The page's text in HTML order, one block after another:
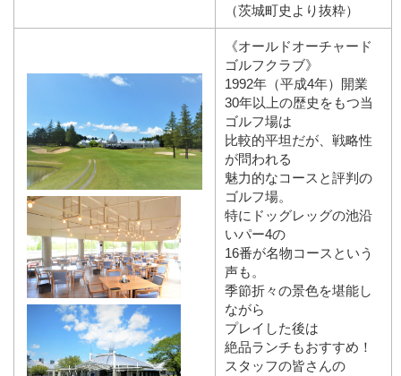
（茨城町史より抜粋）
《オールドオーチャード
ゴルフクラブ》
1992年（平成4年）開業
30年以上の歴史をもつ当
ゴルフ場は
比較的平坦だが、戦略性
が問われる
魅力的なコースと評判の
ゴルフ場。
特にドッグレッグの池沿
いパー4の
16番が名物コースという
声も。
季節折々の景色を堪能し
ながら
プレイした後は
絶品ランチもおすすめ！
スタッフの皆さんの